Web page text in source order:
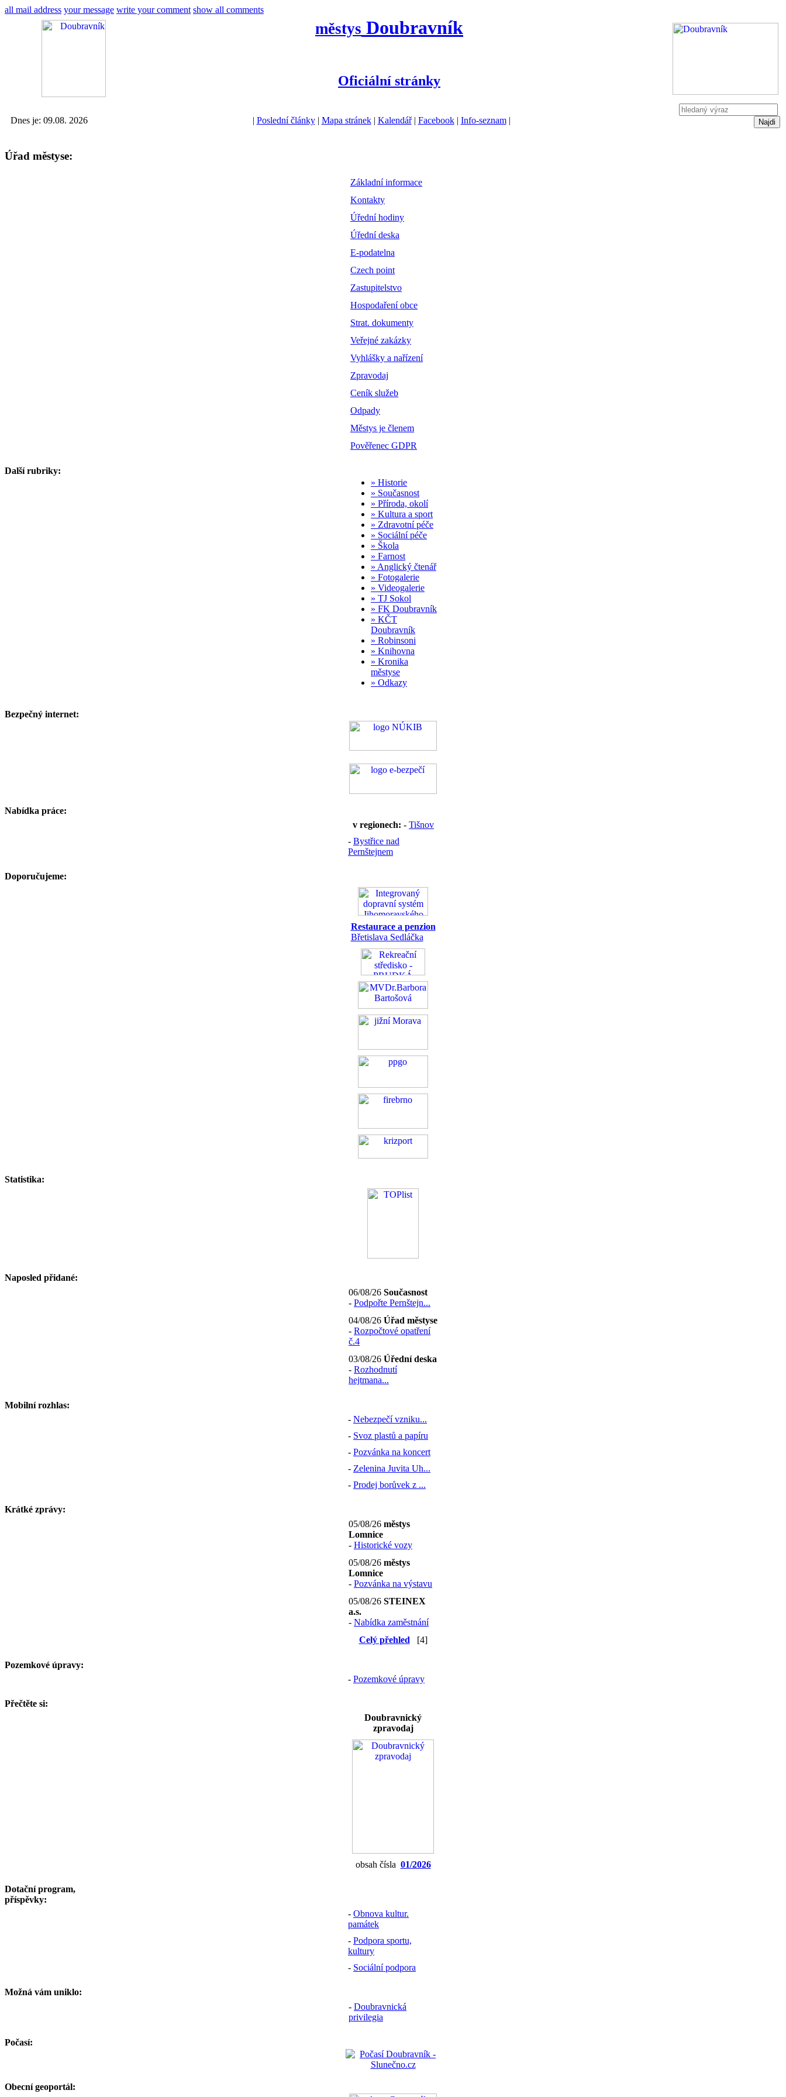
all mail address your message write your comment show all comments
městys Doubravník
Oficiální stránky
Dnes je: 09.08. 2026 | Poslední články| Mapa stránek| Kalendář| Facebook| Info-seznam|
Úřad městyse:
Základní informace
Kontakty
Úřední hodiny
Úřední deska
E-podatelna
Czech point
Zastupitelstvo
Hospodaření obce
Strat. dokumenty
Veřejné zakázky
Vyhlášky a nařízení
Zpravodaj
Ceník služeb
Odpady
Městys je členem
Pověřenec GDPR
Další rubriky:
» Historie
» Současnost
» Příroda, okolí
» Kultura a sport
» Zdravotní péče
» Sociální péče
» Škola
» Farnost
» Anglický čtenář
» Fotogalerie
» Videogalerie
» TJ Sokol
» FK Doubravník
» KČT
Doubravník
» Robinsoni
» Knihovna
» Kronika
městyse
» Odkazy
Bezpečný internet:
Nabídka práce:
v regionech: - Tišnov
- Bystřice nad
Pernštejnem
Doporučujeme:
Restaurace a penzion
Břetislava Sedláčka
Statistika:
Naposled přidané:
06/08/26 Současnost
- Podpořte Pernštejn...
04/08/26 Úřad městyse
- Rozpočtové opatření
č.4
03/08/26 Úřední deska
- Rozhodnutí
hejtmana...
Mobilní rozhlas:
- Nebezpečí vzniku...
- Svoz plastů a papíru
- Pozvánka na koncert
- Zelenina Juvita Uh...
- Prodej borůvek z ...
Krátké zprávy:
05/08/26 městys
Lomnice
- Historické vozy
05/08/26 městys
Lomnice
- Pozvánka na výstavu
05/08/26 STEINEX
a.s.
- Nabídka zaměstnání
Celý přehled[4]
Pozemkové úpravy:
- Pozemkové úpravy
Přečtěte si:
Doubravnický
zpravodaj
obsah čísla 01/2026
Dotační program,
příspěvky:
- Obnova kultur.
památek
- Podpora sportu,
kultury
- Sociální podpora
Možná vám uniklo:
- Doubravnická
privilegia
Počasí:
Obecní geoportál: